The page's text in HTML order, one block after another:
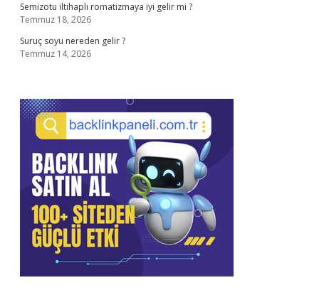
Semizotu iltihaplı romatizmaya iyi gelir mi ?
Temmuz 18, 2026
Suruç soyu nereden gelir ?
Temmuz 14, 2026